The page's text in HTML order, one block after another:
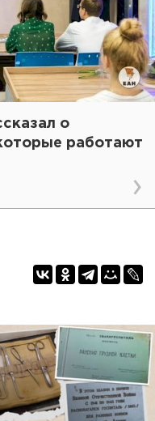
о
работают